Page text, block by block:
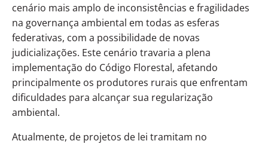
cenário mais amplo de inconsistências e fragilidades
na governança ambiental em todas as esferas
federativas, com a possibilidade de novas
judicializações. Este cenário travaria a plena
implementação do Código Florestal, afetando
principalmente os produtores rurais que enfrentam
dificuldades para alcançar sua regularização
ambiental.
Atualmente, de projetos de lei tramitam no